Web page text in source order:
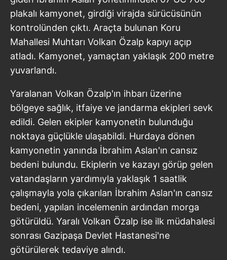
plakalı kamyonet, girdiği virajda sürücüsünün
kontrolünden çıktı. Araçta bulunan Koru
Mahallesi Muhtarı Volkan Özalp kapıyı açıp
atladı. Kamyonet, yamaçtan yaklaşık 200 metre
yuvarlandı.
Yaralanan Volkan Özalp'ın ihbarı üzerine
bölgeye sağlık, itfaiye ve jandarma ekipleri sevk
edildi. Gelen ekipler kamyonetin bulunduğu
noktaya güçlükle ulaşabildi. Hurdaya dönen
kamyonetin yanında İbrahim Aslan'ın cansız
bedeni bulundu. Ekiplerin ve kazayı görüp gelen
vatandaşların yardımıyla yaklaşık 1 saatlik
çalışmayla yola çıkarılan İbrahim Aslan'ın cansız
bedeni, yapılan incelemenin ardından morga
götürüldü. Yaralı Volkan Özalp ise ilk müdahalesi
sonrası Gazipaşa Devlet Hastanesi'ne
götürülerek tedaviye alındı.